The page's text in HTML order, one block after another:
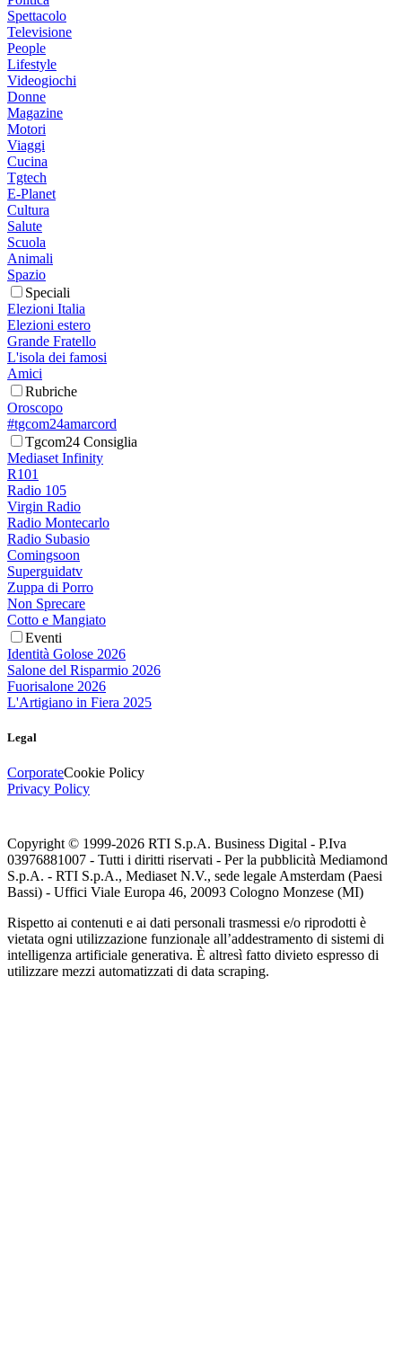
Spettacolo
Televisione
People
Lifestyle
Videogiochi
Donne
Magazine
Motori
Viaggi
Cucina
Tgtech
E-Planet
Cultura
Salute
Scuola
Animali
Spazio
Speciali
Elezioni Italia
Elezioni estero
Grande Fratello
L'isola dei famosi
Amici
Rubriche
Oroscopo
#tgcom24amarcord
Tgcom24 Consiglia
Mediaset Infinity
R101
Radio 105
Virgin Radio
Radio Montecarlo
Radio Subasio
Comingsoon
Superguidatv
Zuppa di Porro
Non Sprecare
Cotto e Mangiato
Eventi
Identità Golose 2026
Salone del Risparmio 2026
Fuorisalone 2026
L'Artigiano in Fiera 2025
Legal
CorporateCookie Policy
Privacy Policy
Copyright © 1999-2026 RTI S.p.A. Business Digital - P.Iva
03976881007 - Tutti i diritti riservati - Per la pubblicità Mediamond
S.p.A. - RTI S.p.A., Mediaset N.V., sede legale Amsterdam (Paesi
Bassi) - Uffici Viale Europa 46, 20093 Cologno Monzese (MI)
Rispetto ai contenuti e ai dati personali trasmessi e/o riprodotti è
vietata ogni utilizzazione funzionale all’addestramento di sistemi di
intelligenza artificiale generativa. È altresì fatto divieto espresso di
utilizzare mezzi automatizzati di data scraping.